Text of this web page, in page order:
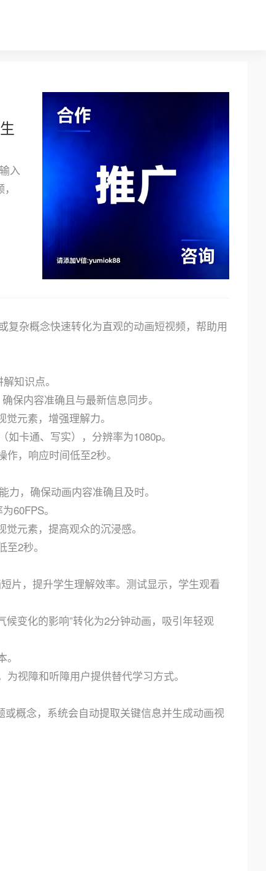
入
复杂概念快速转化为直观的动画短视频，帮助用
知识点。
保内容准确且与最新信息同步。
元素，增强理解力。
卡通、写实），分辨率为1080p。
，响应时间低至2秒。
，确保动画内容准确且及时。
60FPS。
元素，提高观众的沉浸感。
2秒。
片，提升学生理解效率。测试显示，学生观看
候变化的影响”转化为2分钟动画，吸引年轻观
视障和听障用户提供替代学习方式。
概念，系统会自动提取关键信息并生成动画视